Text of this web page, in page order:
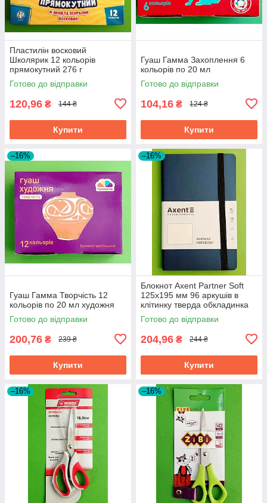
Пластилін восковий
Школярик 12 кольорів
прямокутний 276 г
Готово до відправки
120,96 ₴ 144 ₴
Купити
Гуаш Гамма Захоплення 6
кольорів по 20 мл
Готово до відправки
104,16 ₴ 124 ₴
Купити
–16%
Гуаш Гамма Творчість 12
кольорів по 20 мл художня
Готово до відправки
200,76 ₴ 239 ₴
Купити
–16%
Блокнот Axent Partner Soft
125х195 мм 96 аркушів в
клітинку тверда обкладинка
синій
Готово до відправки
204,96 ₴ 244 ₴
Купити
–16% –16%